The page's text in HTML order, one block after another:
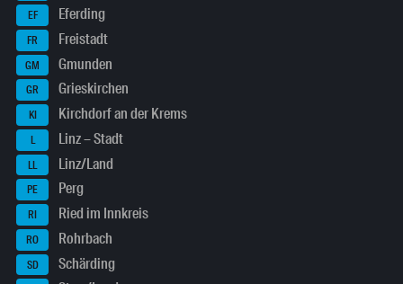
EF Eferding
FR Freistadt
GM Gmunden
GR Grieskirchen
KI Kirchdorf an der Krems
L Linz – Stadt
LL Linz/Land
PE Perg
RI Ried im Innkreis
RO Rohrbach
SD Schärding